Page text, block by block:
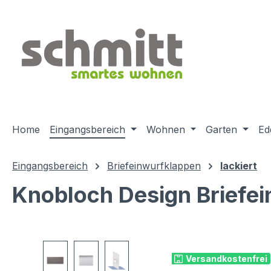
Home Eingangsbereich Wohnen Garten
Eingangsbereich Briefeinwurfklappen lackiert
Knobloch Design
Versandkostenfrei